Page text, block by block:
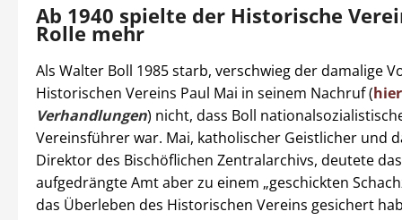
Ab 1940 spielte der Historische
Rolle mehr
Als Walter Boll 1985 starb, verschwieg der damalige
Historischen Vereins Paul Mai in seinem Nachruf (
Verhandlungen) nicht, dass Boll
Vereinsführer war. Mai, katholischer Geistlicher und
Direktor des Bischöflichen Zentralarchivs, deutete
aufgedrängte Amt aber zu einem „geschickten
das Überleben des Historischen Vereins gesichert